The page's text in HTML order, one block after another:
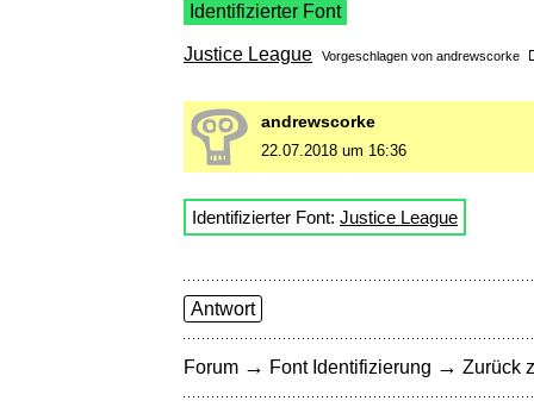
Identifizierter Font
Justice League Vorgeschlagen von andrewscorke
andrewscorke
22.07.2018 um 16:36
Identifizierter Font: Justice League
Antwort
Forum → Font Identifizierung → Zurück